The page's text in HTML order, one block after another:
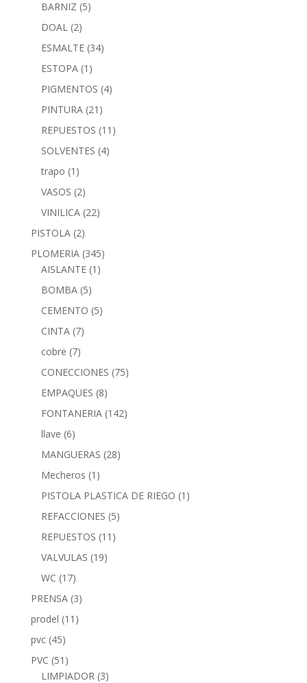
BARNIZ (5)
DOAL (2)
ESMALTE (34)
ESTOPA (1)
PIGMENTOS (4)
PINTURA (21)
REPUESTOS (11)
SOLVENTES (4)
trapo (1)
VASOS (2)
VINILICA (22)
PISTOLA (2)
PLOMERIA (345)
AISLANTE (1)
BOMBA (5)
CEMENTO (5)
CINTA (7)
cobre (7)
CONECCIONES (75)
EMPAQUES (8)
FONTANERIA (142)
llave (6)
MANGUERAS (28)
Mecheros (1)
PISTOLA PLASTICA DE RIEGO (1)
REFACCIONES (5)
REPUESTOS (11)
VALVULAS (19)
WC (17)
PRENSA (3)
prodel (11)
pvc (45)
PVC (51)
LIMPIADOR (3)